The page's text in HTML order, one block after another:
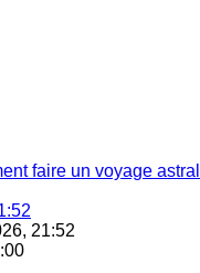
faire un voyage astral
21:52